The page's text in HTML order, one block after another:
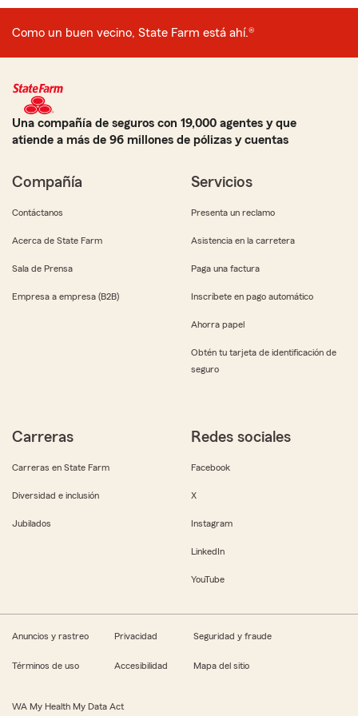
Como un buen vecino, State Farm está ahí.®
Una compañía de seguros con 19,000 agentes y que
atiende a más de 96 millones de pólizas y cuentas
Compañía
Contáctanos
Acerca de State Farm
Sala de Prensa
Empresa a empresa (B2B)
Servicios
Presenta un reclamo
Asistencia en la carretera
Paga una factura
Inscríbete en pago automático
Ahorra papel
Obtén tu tarjeta de identificación de
seguro
Carreras
Carreras en State Farm
Diversidad e inclusión
Jubilados
Redes sociales
Facebook
X
Instagram
LinkedIn
YouTube
Anuncios y rastreo Privacidad Seguridad y fraude
Términos de uso Accesibilidad Mapa del sitio
WA My Health My Data Act